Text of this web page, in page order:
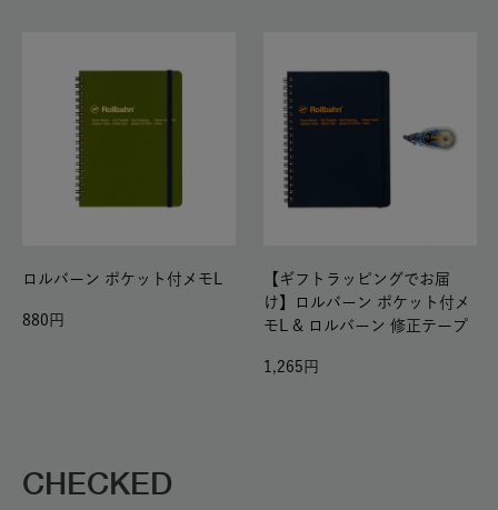
ロルバーン ポケット付メモL
880
【ギフトラッピングでお届
け】ロルバーン ポケット付メ
モL & ロルバーン 修正テープ
1,265
CHECKED